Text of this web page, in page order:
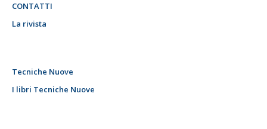
CONTATTI
La rivista
Tecniche Nuove
I libri Tecniche Nuove